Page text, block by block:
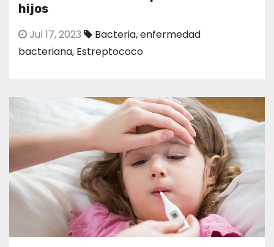
hijos
Jul 17, 2023 Bacteria,enfermedad
bacteriana, Estreptococo